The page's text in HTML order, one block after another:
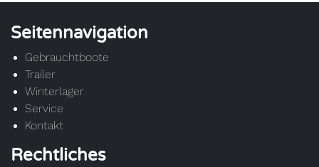
Seitennavigation
Gebrauchtboote
Trailer
Winterlager
Service
Kontakt
Rechtliches